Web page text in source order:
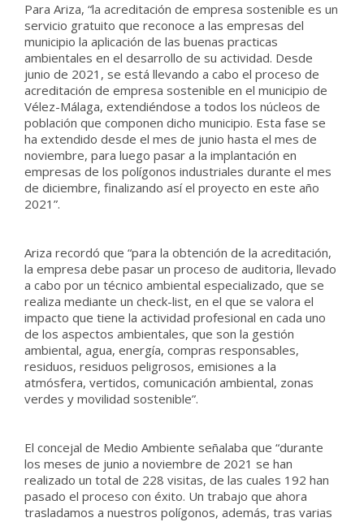
Para Ariza, “la acreditación de empresa sostenible es un
servicio gratuito que reconoce a las empresas del
municipio la aplicación de las buenas practicas
ambientales en el desarrollo de su actividad. Desde
junio de 2021, se está llevando a cabo el proceso de
acreditación de empresa sostenible en el municipio de
Vélez-Málaga, extendiéndose a todos los núcleos de
población que componen dicho municipio. Esta fase se
ha extendido desde el mes de junio hasta el mes de
noviembre, para luego pasar a la implantación en
empresas de los polígonos industriales durante el mes
de diciembre, finalizando así el proyecto en este año
2021”.
Ariza recordó que “para la obtención de la acreditación,
la empresa debe pasar un proceso de auditoria, llevado
a cabo por un técnico ambiental especializado, que se
realiza mediante un check-list, en el que se valora el
impacto que tiene la actividad profesional en cada uno
de los aspectos ambientales, que son la gestión
ambiental, agua, energía, compras responsables,
residuos, residuos peligrosos, emisiones a la
atmósfera, vertidos, comunicación ambiental, zonas
verdes y movilidad sostenible”.
El concejal de Medio Ambiente señalaba que “durante
los meses de junio a noviembre de 2021 se han
realizado un total de 228 visitas, de las cuales 192 han
pasado el proceso con éxito. Un trabajo que ahora
trasladamos a nuestros polígonos, además, tras varias